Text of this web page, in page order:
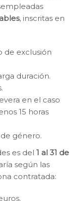
, inscritas en
de exclusión
duración.
en el caso
15 horas
género.
es del 1 al 31 de
según las
contratada: